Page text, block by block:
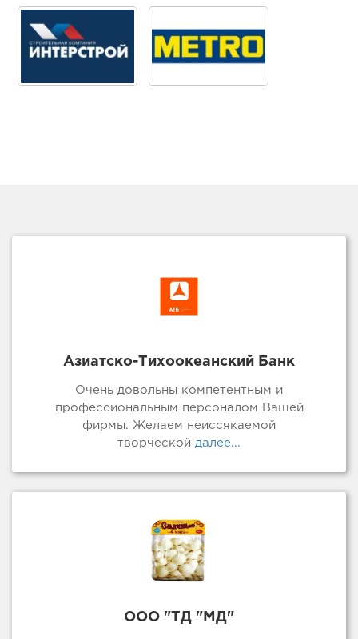
Азиатско-Тихоокеанский Банк
Очень довольны компетентным и
профессиональным персоналом Вашей
фирмы. Желаем неиссякаемой
творческой далее...
ООО "ТД "МД"